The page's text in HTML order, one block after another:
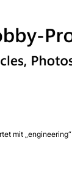
mit „engineering“